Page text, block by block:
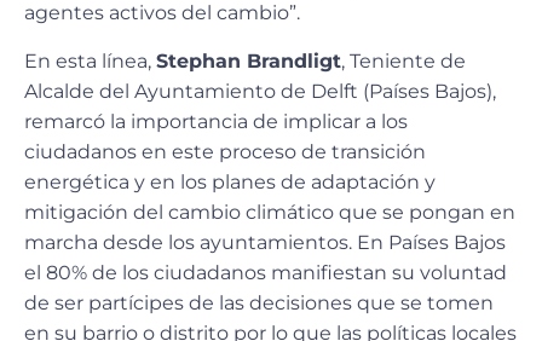
agentes activos del cambio”.
En esta línea, Stephan Brandligt, Teniente de
Alcalde del Ayuntamiento de Delft (Países Bajos),
remarcó la importancia de implicar a los
ciudadanos en este proceso de transición
energética y en los planes de adaptación y
mitigación del cambio climático que se pongan en
marcha desde los ayuntamientos. En Países Bajos
el 80% de los ciudadanos manifiestan su voluntad
de ser partícipes de las decisiones que se tomen
en su barrio o distrito por lo que las políticas locales